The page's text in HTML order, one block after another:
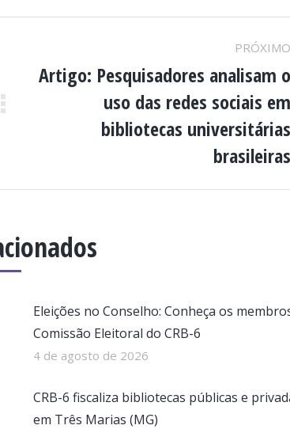
PRÓXIMO
Artigo: Pesquisadores analisam o
uso das redes sociais em
bibliotecas universitárias
brasileiras
Eleições no Conselho: Conheça os
Comissão Eleitoral do CRB-6
4 de agosto de 2026
CRB-6 fiscaliza bibliotecas públicas e
em Três Marias (MG)